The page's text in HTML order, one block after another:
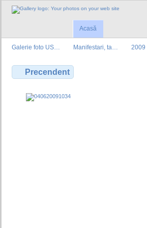
Acasă
Galerie foto US… Manifestari, ta… 2009
Precendent